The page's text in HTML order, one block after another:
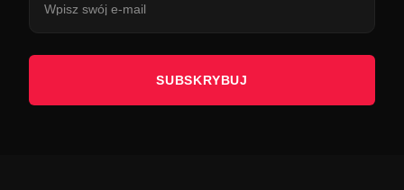
SUBSKRYBUJ